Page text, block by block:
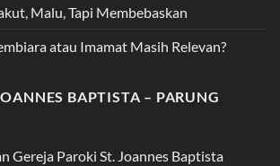
Malu, Tapi Membebaskan
atau Imamat Masih Relevan?
BAPTISTA – PARUNG
Gereja Paroki St. Joannes Baptista